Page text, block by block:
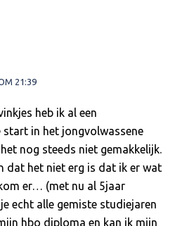
21:39
heb ik al een
start in het jongvolwassene
nog steeds niet gemakkelijk.
dat het niet erg is dat ik er wat
er… (met nu al 5jaar
echt alle gemiste studiejaren
hbo diploma en kan ik mijn